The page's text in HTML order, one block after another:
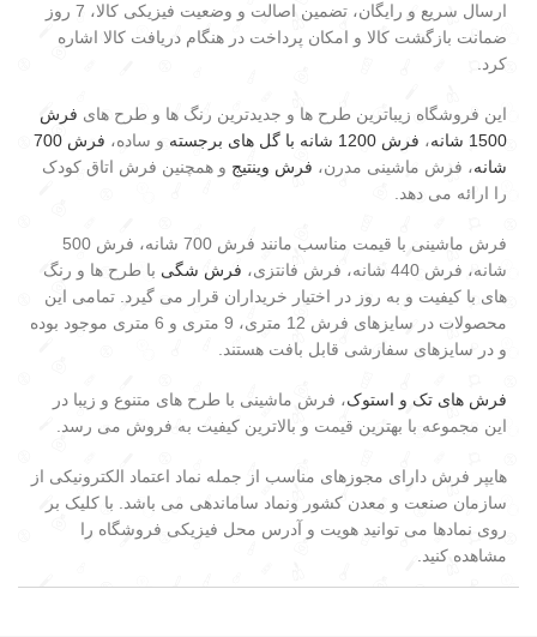
ارسال سریع و رایگان، تضمین اصالت و وضعیت فیزیکی کالا، 7 روز
ضمانت بازگشت کالا و امکان پرداخت در هنگام دریافت کالا اشاره
کرد.
این فروشگاه زیباترین طرح ها و جدیدترین رنگ ها و طرح های فرش
1500 شانه
، فرش 1200 شانه با گل های برجسته و ساده،
فرش 700
شانه، فرش ماشینی مدرن، فرش وینتیج و همچنین فرش اتاق کودک
را ارائه می دهد.
فرش ماشینی با قیمت مناسب مانند فرش 700 شانه، فرش 500
شانه، فرش 440 شانه، فرش فانتزی،
فرش شگی با طرح ها و رنگ
های با کیفیت و به روز در اختیار خریداران قرار می گیرد. تمامی این
محصولات در سایزهای فرش 12 متری، 9 متری و 6 متری موجود بوده
و در سایزهای سفارشی قابل بافت هستند.
فرش های تک و استوک، فرش ماشینی با طرح های متنوع و زیبا در
این مجموعه با بهترین قیمت و بالاترین کیفیت به فروش می رسد.
هایپر فرش دارای مجوزهای مناسب از جمله نماد اعتماد الکترونیکی از
سازمان صنعت و معدن کشور ونماد ساماندهی می باشد. با کلیک بر
روی نمادها می توانید هویت و آدرس محل فیزیکی فروشگاه را
مشاهده کنید.